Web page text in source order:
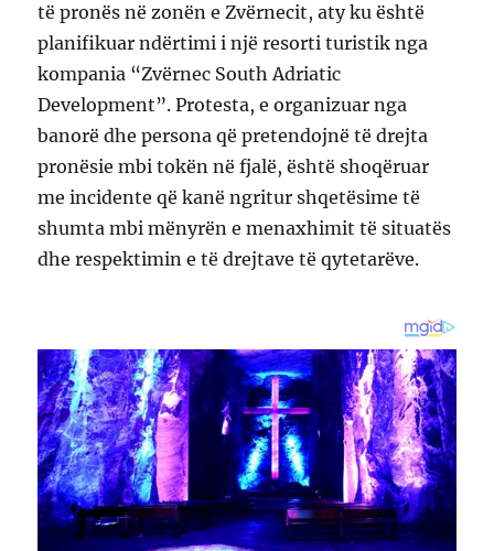
të pronës në zonën e Zvërnecit, aty ku është
planifikuar ndërtimi i një resorti turistik nga
kompania “Zvërnec South Adriatic
Development”. Protesta, e organizuar nga
banorë dhe persona që pretendojnë të drejta
pronësie mbi tokën në fjalë, është shoqëruar
me incidente që kanë ngritur shqetësime të
shumta mbi mënyrën e menaxhimit të situatës
dhe respektimin e të drejtave të qytetarëve.